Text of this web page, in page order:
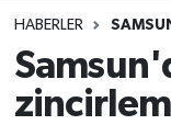
HABERLERSokak
Genel
Samsun
Samsun